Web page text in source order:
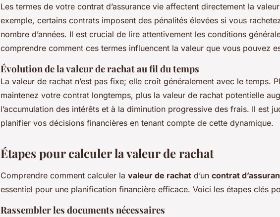
Les termes de votre contrat d’assurance vie affectent directement la
exemple, certains contrats imposent des pénalités élevées si vous
nombre d’années. Il est crucial de lire attentivement les conditions
comprendre comment ces termes influencent la valeur que vous pouvez
Évolution de la valeur de rachat au fil du temps
La valeur de rachat n’est pas fixe; elle croît généralement avec le temps.
maintenez votre contrat longtemps, plus la valeur de rachat potentielle
l’accumulation des intérêts et à la diminution progressive des frais. Il est
planifier vos décisions financières en tenant compte de cette dynamique.
Étapes pour calculer la valeur de rachat
Comprendre comment calculer la valeur de rachat d’un contrat
essentiel pour une planification financière efficace. Voici les étapes clés
Rassembler les documents nécessaires